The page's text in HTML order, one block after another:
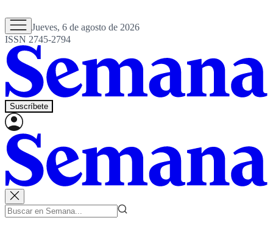
Jueves, 6 de agosto de 2026
ISSN 2745-2794
Suscríbete